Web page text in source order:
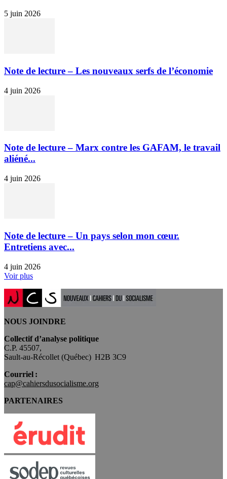
5 juin 2026
Note de lecture – Les nouveaux serfs de l’économie
4 juin 2026
Note de lecture – Marx contre les GAFAM, le travail
aliéné...
4 juin 2026
Note de lecture – Un pays selon mon cœur.
Entretiens avec...
4 juin 2026
Voir plus
NOUS JOINDRE
Collectif d’analyse politique
C.P. 45507,
Sault-au-Récollet (Québec) H2B 3C9
Courriel :
cap@cahiersdusocialisme.org
PARTENAIRES